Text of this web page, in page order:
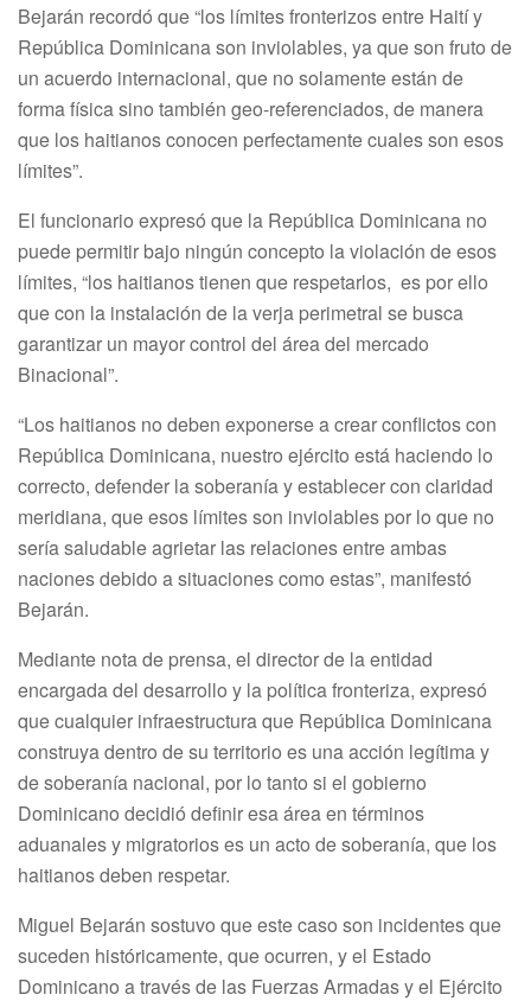
Bejarán recordó que “los límites fronterizos entre Haití y
República Dominicana son inviolables, ya que son fruto de
un acuerdo internacional, que no solamente están de
forma física sino también geo-referenciados, de manera
que los haitianos conocen perfectamente cuales son esos
límites”.
El funcionario expresó que la República Dominicana no
puede permitir bajo ningún concepto la violación de esos
límites, “los haitianos tienen que respetarlos, es por ello
que con la instalación de la verja perimetral se busca
garantizar un mayor control del área del mercado
Binacional”.
“Los haitianos no deben exponerse a crear conflictos con
República Dominicana, nuestro ejército está haciendo lo
correcto, defender la soberanía y establecer con claridad
meridiana, que esos límites son inviolables por lo que no
sería saludable agrietar las relaciones entre ambas
naciones debido a situaciones como estas”, manifestó
Bejarán.
Mediante nota de prensa, el director de la entidad
encargada del desarrollo y la política fronteriza, expresó
que cualquier infraestructura que República Dominicana
construya dentro de su territorio es una acción legítima y
de soberanía nacional, por lo tanto si el gobierno
Dominicano decidió definir esa área en términos
aduanales y migratorios es un acto de soberanía, que los
haitianos deben respetar.
Miguel Bejarán sostuvo que este caso son incidentes que
suceden históricamente, que ocurren, y el Estado
Dominicano a través de las Fuerzas Armadas y el Ejército